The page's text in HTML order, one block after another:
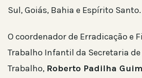
Sul, Goiás, Bahia e Espírito Santo.
O coordenador de Erradicação e
Trabalho Infantil da Secretaria
Trabalho, Roberto Padilha